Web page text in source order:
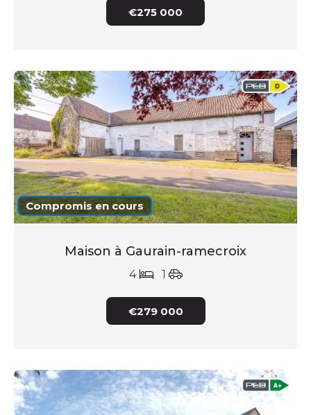
€275 000
Compromis en cours
Maison à Gaurain-ramecroix
4 1
€279 000